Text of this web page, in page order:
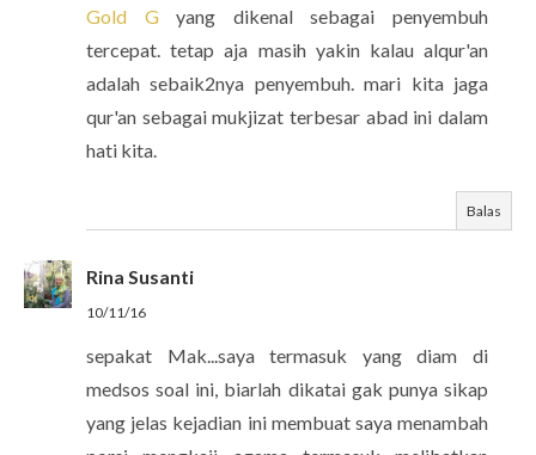
Gold Gyang dikenal sebagai penyembuh
tercepat. tetap aja masih yakin kalau alqur'an
adalah sebaik2nya penyembuh. mari kita jaga
qur'an sebagai mukjizat terbesar abad ini dalam
hati kita.
Balas
Rina Susanti
10/11/16
sepakat Mak...saya termasuk yang diam di
medsos soal ini, biarlah dikatai gak punya sikap
yang jelas kejadian ini membuat saya menambah